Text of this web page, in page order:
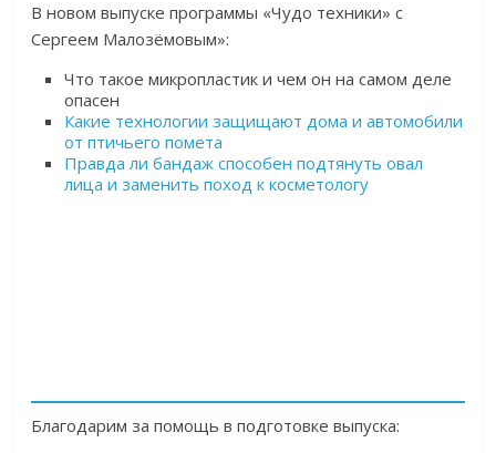
В новом выпуске программы «Чудо техники» с
Сергеем Малозёмовым»:
Что такое микропластик и чем он на самом деле
опасен
Какие технологии защищают дома и автомобили
от птичьего помета
Правда ли бандаж способен подтянуть овал
лица и заменить поход к косметологу
Благодарим за помощь в подготовке выпуска: